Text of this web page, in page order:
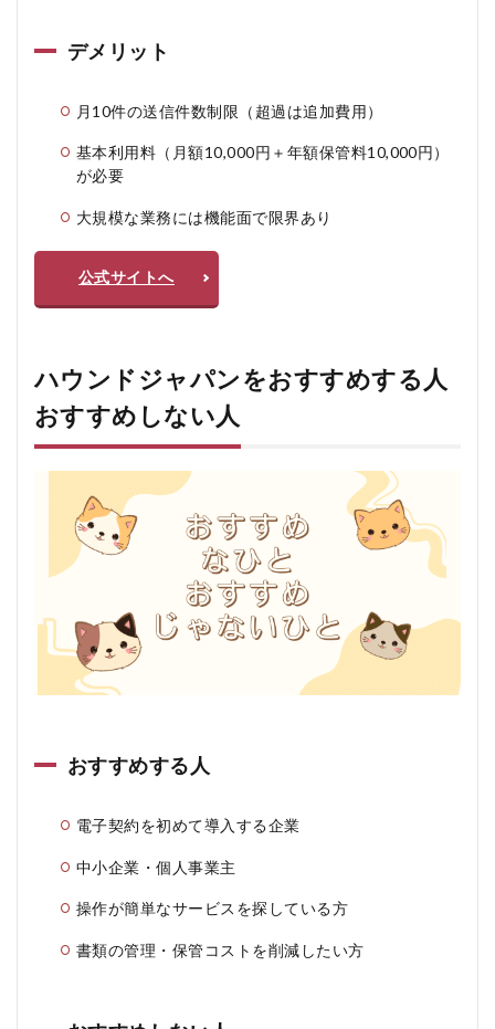
デメリット
月10件の送信件数制限（超過は追加費用）
基本利用料（月額10,000円＋年額保管料10,000円）
が必要
大規模な業務には機能面で限界あり
公式サイトへ
ハウンドジャパンをおすすめする人
おすすめしない人
おすすめする人
電子契約を初めて導入する企業
中小企業・個人事業主
操作が簡単なサービスを探している方
書類の管理・保管コストを削減したい方